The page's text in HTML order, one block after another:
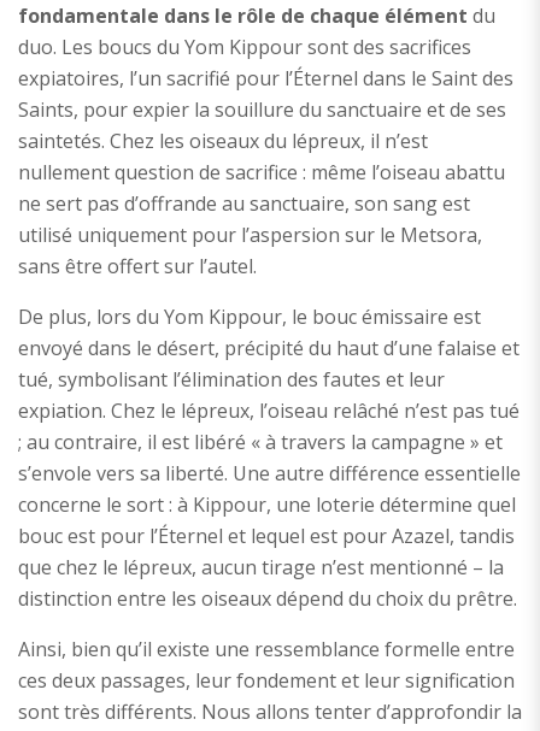
fondamentale dans le rôle de chaque élément du
duo. Les boucs du Yom Kippour sont des sacrifices
expiatoires, l’un sacrifié pour l’Éternel dans le Saint des
Saints, pour expier la souillure du sanctuaire et de ses
saintetés. Chez les oiseaux du lépreux, il n’est
nullement question de sacrifice : même l’oiseau abattu
ne sert pas d’offrande au sanctuaire, son sang est
utilisé uniquement pour l’aspersion sur le Metsora,
sans être offert sur l’autel.
De plus, lors du Yom Kippour, le bouc émissaire est
envoyé dans le désert, précipité du haut d’une falaise et
tué, symbolisant l’élimination des fautes et leur
expiation. Chez le lépreux, l’oiseau relâché n’est pas tué
; au contraire, il est libéré « à travers la campagne » et
s’envole vers sa liberté. Une autre différence essentielle
concerne le sort : à Kippour, une loterie détermine quel
bouc est pour l’Éternel et lequel est pour Azazel, tandis
que chez le lépreux, aucun tirage n’est mentionné – la
distinction entre les oiseaux dépend du choix du prêtre.
Ainsi, bien qu’il existe une ressemblance formelle entre
ces deux passages, leur fondement et leur signification
sont très différents. Nous allons tenter d’approfondir la